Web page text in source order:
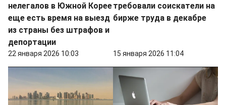
нелегалов в Южной Корее
еще есть время на выезд
из страны без штрафов и
депортации
22 января 2026 10:03
требовали соискатели на
бирже труда в декабре
15 января 2026 11:04